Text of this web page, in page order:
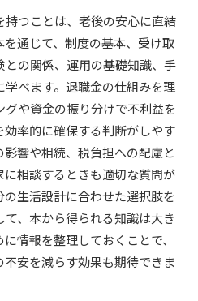
つことは、老後の安心に直結
通じて、制度の基本、受け取
との関係、運用の基礎知識、手
べます。退職金の仕組みを理
や資金の振り分けで不利益を
率的に確保する判断がしやす
響や相続、税負担への配慮と
相談するときも適切な質問が
生活設計に合わせた選択肢を
、本から得られる知識は大き
情報を整理しておくことで、
安を減らす効果も期待できま